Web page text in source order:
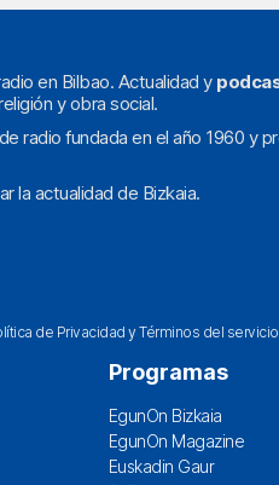
en Bilbao. Actualidad y
y obra social.
radio fundada en el año 1960 y
la actualidad de Bizkaia.
de PrivacidadyTérminos del servicio
Programas
EgunOn Bizkaia
EgunOn Magazine
Euskadin Gaur